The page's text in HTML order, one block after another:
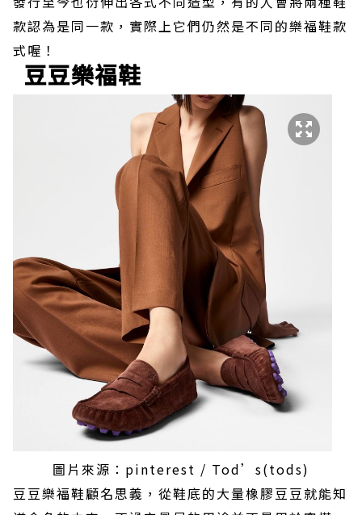
款認為是同一款，實際上它們仍然是不同的樂福鞋款
式喔！
豆豆樂福鞋
圖片來源：pinterest / Tod’s(tods)
豆豆樂福鞋顧名思義，從鞋底的大量橡膠豆豆就能知